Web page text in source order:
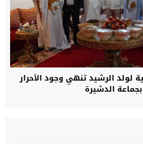
لولد الرشيد تنهي وجود الأحرار
بجماعة الدشيرة